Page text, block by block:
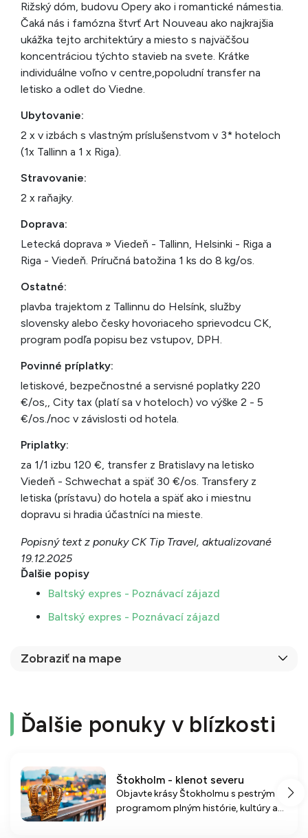
Rižský dóm, budovu Opery ako i romantické námestia.
Čaká nás i famózna štvrť Art Nouveau ako najkrajšia
ukážka tejto architektúry a miesto s najväčšou
koncentráciou týchto stavieb na svete. Krátke
individuálne voľno v centre,popoludní transfer na
letisko a odlet do Viedne.
Ubytovanie:
2 x v izbách s vlastným príslušenstvom v 3* hoteloch
(1x Tallinn a 1 x Riga).
Stravovanie:
2 x raňajky.
Doprava:
Letecká doprava » Viedeň - Tallinn, Helsinki - Riga a
Riga - Viedeň. Príručná batožina 1 ks do 8 kg/os.
Ostatné:
plavba trajektom z Tallinnu do Helsínk, služby
slovensky alebo česky hovoriaceho sprievodcu CK,
program podľa popisu bez vstupov, DPH.
Povinné príplatky:
letiskové, bezpečnostné a servisné poplatky 220
€/os,, City tax (platí sa v hoteloch) vo výške 2 - 5
€/os./noc v závislosti od hotela.
Priplatky:
za 1/1 izbu 120 €, transfer z Bratislavy na letisko
Viedeň - Schwechat a späť 30 €/os. Transfery z
letiska (prístavu) do hotela a späť ako i miestnu
dopravu si hradia účastníci na mieste.
Popisný text z ponuky CK Tip Travel, aktualizované
19.12.2025
Ďalšie popisy
Baltský expres - Poznávací zájazd
Baltský expres - Poznávací zájazd
Zobraziť na mape
Ďalšie ponuky v blízkosti
Štokholm - klenot severu
Objavte krásy Štokholmu s pestrým
programom plným histórie, kultúry a